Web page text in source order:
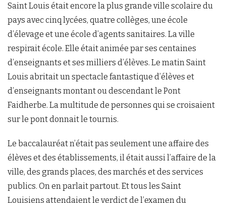
Saint Louis était encore la plus grande ville scolaire du
pays avec cinq lycées, quatre collèges, une école
d’élevage et une école d’agents sanitaires. La ville
respirait école. Elle était animée par ses centaines
d’enseignants et ses milliers d’élèves. Le matin Saint
Louis abritait un spectacle fantastique d’élèves et
d’enseignants montant ou descendant le Pont
Faidherbe. La multitude de personnes qui se croisaient
sur le pont donnait le tournis.
Le baccalauréat n’était pas seulement une affaire des
élèves et des établissements, il était aussi l’affaire de la
ville, des grands places, des marchés et des services
publics. On en parlait partout. Et tous les Saint
Louisiens attendaient le verdict de l’examen du